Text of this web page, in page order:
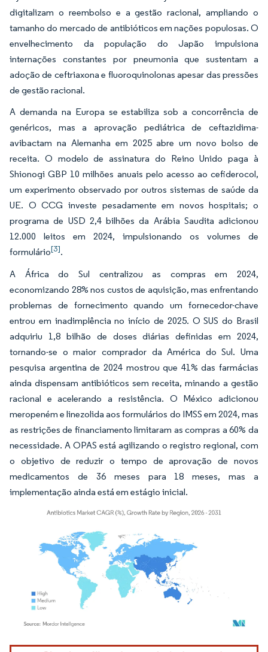
digitalizam o reembolso e a gestão racional, ampliando o
tamanho do mercado de antibióticos em nações populosas. O
envelhecimento da população do Japão impulsiona
internações constantes por pneumonia que sustentam a
adoção de ceftriaxona e fluoroquinolonas apesar das pressões
de gestão racional.
A demanda na Europa se estabiliza sob a concorrência de
genéricos, mas a aprovação pediátrica de ceftazidima-
avibactam na Alemanha em 2025 abre um novo bolso de
receita. O modelo de assinatura do Reino Unido paga à
Shionogi GBP 10 milhões anuais pelo acesso ao cefiderocol,
um experimento observado por outros sistemas de saúde da
UE. O CCG investe pesadamente em novos hospitais; o
programa de USD 2,4 bilhões da Arábia Saudita adicionou
12.000 leitos em 2024, impulsionando os volumes de
formulário[3].
A África do Sul centralizou as compras em 2024,
economizando 28% nos custos de aquisição, mas enfrentando
problemas de fornecimento quando um fornecedor-chave
entrou em inadimplência no início de 2025. O SUS do Brasil
adquiriu 1,8 bilhão de doses diárias definidas em 2024,
tornando-se o maior comprador da América do Sul. Uma
pesquisa argentina de 2024 mostrou que 41% das farmácias
ainda dispensam antibióticos sem receita, minando a gestão
racional e acelerando a resistência. O México adicionou
meropeném e linezolida aos formulários do IMSS em 2024, mas
as restrições de financiamento limitaram as compras a 60% da
necessidade. A OPAS está agilizando o registro regional, com
o objetivo de reduzir o tempo de aprovação de novos
medicamentos de 36 meses para 18 meses, mas a
implementação ainda está em estágio inicial.
Imagem © Mordor Intelligence. O reuso requer atribuição conforme CC BY 4.0.